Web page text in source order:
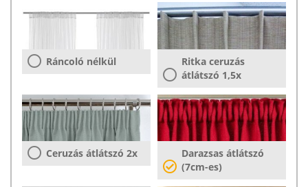
Ráncoló nélkül
Ritka ceruzás
átlátszó 1,5x
Ceruzás átlátszó 2x
Darazsas átlátszó
(7cm-es)